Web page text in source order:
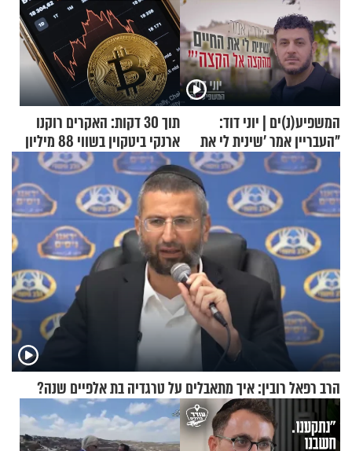
המשפיע(נ)ים | יוני דוד:
"העבריין אמר 'שינית לי את
החיים מהקצה אל הקצה'"
תוך 30 דקות: האקרים רוקנו
ארנקי ביטקוין בשווי 88 מיליון
דולר
הרב רפאל רובין: איך מתאבלים על טרגדיה בת אלפיים שנה?